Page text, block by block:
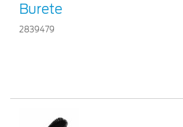
Burete
2839479